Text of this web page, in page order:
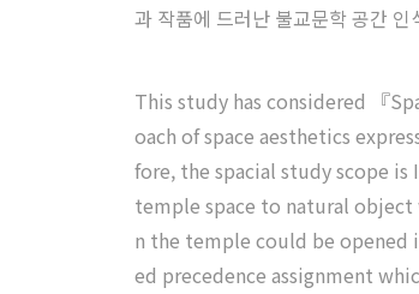
과 작품에 드러난 불교문학 공간
This study has considered 『
oach of space aesthetics
fore, the spacial study scope
temple space to natural
n the temple could be opened
ed precedence assignment